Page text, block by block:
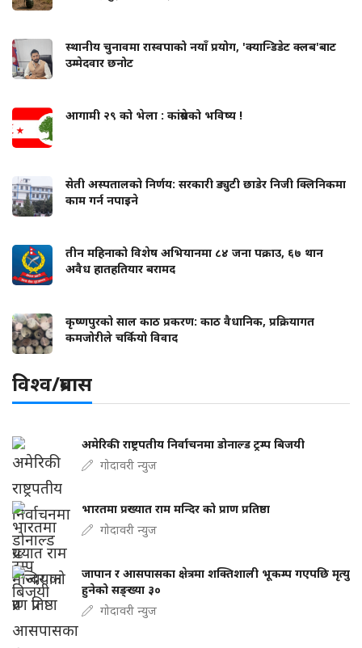
स्थानीय चुनावमा रास्वपाको नयाँ प्रयोग, 'क्यान्डिडेट क्लब'बाट
उम्मेदवार छनोट
आगामी २९ को भेला : कांग्रेसको भविष्य !
सेती अस्पतालको निर्णय: सरकारी ड्युटी छाडेर निजी क्लिनिकमा
काम गर्न नपाइने
तीन महिनाको विशेष अभियानमा ८४ जना पक्राउ, ६७ थान
अवैध हातहतियार बरामद
कृष्णपुरको साल काठ प्रकरण: काठ वैधानिक, प्रक्रियागत
कमजोरीले चर्कियो विवाद
विश्व/प्रबास
अमेरिकी राष्ट्रपतीय निर्वाचनमा डोनाल्ड ट्रम्प बिजयी
गोदावरी न्युज
भारतमा प्रख्यात राम मन्दिर को प्राण प्रतिष्ठा
गोदावरी न्युज
जापान र आसपासका क्षेत्रमा शक्तिशाली भूकम्प गएपछि मृत्यु
हुनेको सङ्ख्या ३०
गोदावरी न्युज